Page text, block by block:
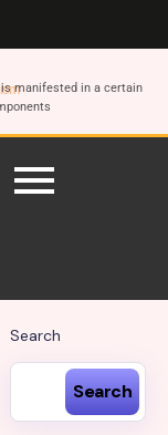
manifested in a certain
Search
Search